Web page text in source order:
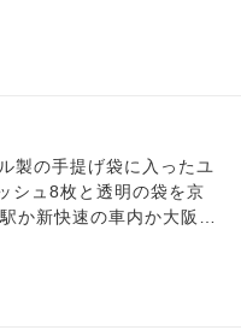
。 自分もあのようにで
気持ちがありますが、そ
ます。 生きている意味
間が生き続けたところで
のような気もします。
悪くさせるだけで、頑張
りません。 早くいな
製の手提げ袋に入ったユ
シュ8枚と透明の袋を京
か新快速の車内か大阪環
れてしまい普通にショッ
ーに3日ぐらい待ってい